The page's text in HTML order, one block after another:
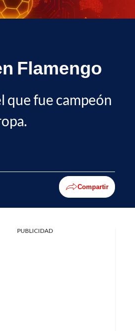
Flamengo
que fue campeón
Compartir
PUBLICIDAD